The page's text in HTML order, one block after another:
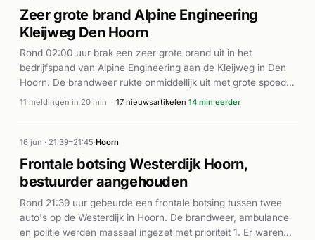
waren massaal aanwezig aan de Westerdijk. De persoon
werd in kritieke toestand overgebracht voor verdere
medische behandeling.
Zeer grote brand Alpine Engineering
Kleijweg Den Hoorn
Rond 02:00 uur brak een zeer grote brand uit in het
bedrijfspand van Alpine Engineering aan de Kleijweg in Den
Hoorn. De brandweer rukte onmiddellijk uit met grote spoed
(P1) en voerde meerdere versterkingsoproepen uit.
bedrijfspand, waarin fabricage- en opslagfaciliteiten waren
ondergebracht, volledig verwoest door de brand. Het vuur
stond volledig uit de dakconstructie. De brand stond rond
02:30 uur onder controle. Er zijn geen meldingen van
slachtoffers bekend. De oorzaak van de brand is niet
gemeld. Het incident veroorzaakte grote schade aan het
pand en de omgeving.
11 meldingen in 20 min · 17 nieuwsartikelen 14 min eerder
16 jun · 21:39–21:45·Hoorn
Frontale botsing Westerdijk Hoorn,
bestuurder aangehouden
Rond 21:39 uur gebeurde een frontale botsing tussen twee
auto's op de Westerdijk in Hoorn. De brandweer, ambulance
en politie werden massaal ingezet met prioriteit 1. Er waren